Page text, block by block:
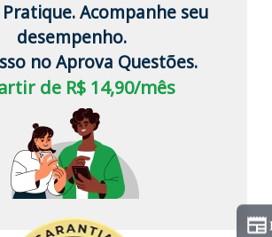
Pratique. Acompanhe seu
desempenho.
no Aprova Questões.
de R$ 14,90/mês